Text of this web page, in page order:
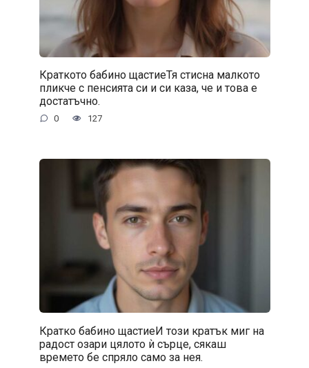
Краткото бабино щастиеТя стисна малкото
пликче с пенсията си и си каза, че и това е
достатъчно.
0 127
Кратко бабино щастиеИ този кратък миг на
радост озари цялото ѝ сърце, сякаш
времето бе спряло само за нея.